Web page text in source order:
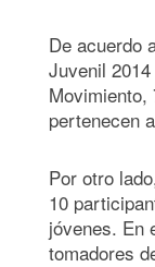
De acuerdo
Juvenil
Movimiento,
pertenecen
Por otro
10
jóvenes. En
tomadores